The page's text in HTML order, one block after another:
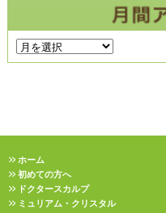
ホーム
初めての方へ
ドクタースカルプ
ミュリアム・クリスタル